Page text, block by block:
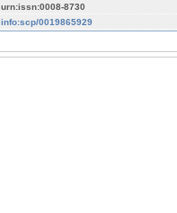
urn:issn:0008-8730
info:scp/0019865929